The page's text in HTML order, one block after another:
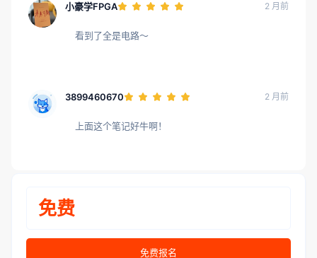
小豪学FPGA 2 月前
看到了全是电路～
3899460670 2 月前
上面这个笔记好牛啊！
免费
免费报名